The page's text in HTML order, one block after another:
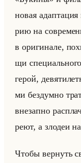
новая
рию на
в ори­ги­на­ле,
щи
герой,
ми без­дум­но
вне­зап­но
ре­ют, а зло­деи
Чтобы вер­нуть